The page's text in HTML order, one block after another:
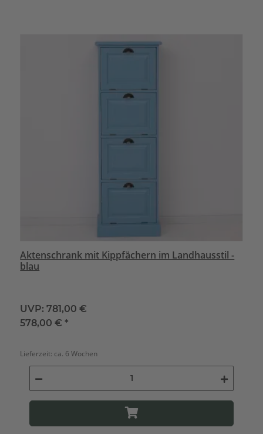
Aktenschrank mit Kippfächern im Landhausstil -
blau
UVP: 781,00 €
578,00 €*
Lieferzeit: ca. 6 Wochen